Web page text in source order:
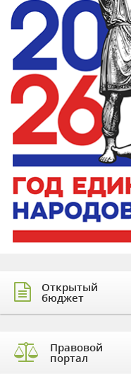
Открытый
бюджет
Правовой
портал